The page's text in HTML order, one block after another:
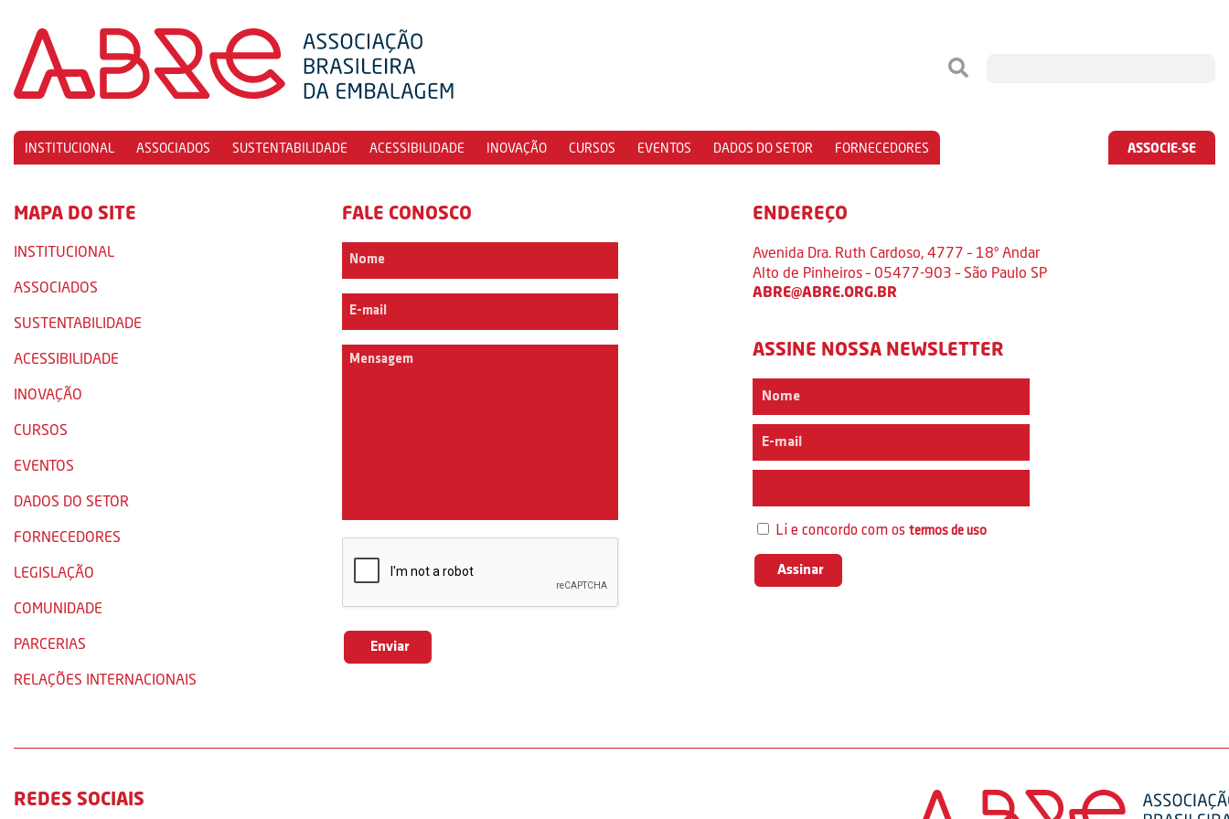
INSTITUCIONAL ASSOCIADOS SUSTENTABILIDADE ACESSIBILIDADE INOVAÇÃO CURSOS EVENTOS DADOS DO SETOR FORNECEDORES ASSOCIE-SE
MAPA DO SITE
INSTITUCIONAL
ASSOCIADOS
SUSTENTABILIDADE
ACESSIBILIDADE
INOVAÇÃO
CURSOS
EVENTOS
DADOS DO SETOR
FORNECEDORES
LEGISLAÇÃO
COMUNIDADE
PARCERIAS
RELAÇÕES INTERNACIONAIS
FALE CONOSCO ENDEREÇO
Avenida Dra. Ruth Cardoso, 4777 – 18º Andar
Alto de Pinheiros – 05477-903 – São Paulo SP
ABRE@ABRE.ORG.BR
ASSINE NOSSA NEWSLETTER
Li e concordo com ostermos de uso
REDES SOCIAIS